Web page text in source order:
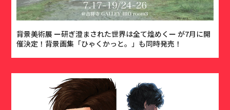
背景美術展 ー研ぎ澄まされた世界は全て煌めくー が7月に開
催決定！背景画集「ひゃくかっと。」も同時発売！